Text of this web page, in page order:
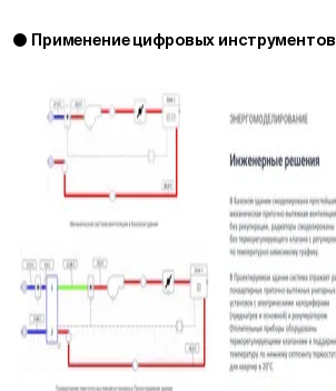
Применение цифровых инструментов